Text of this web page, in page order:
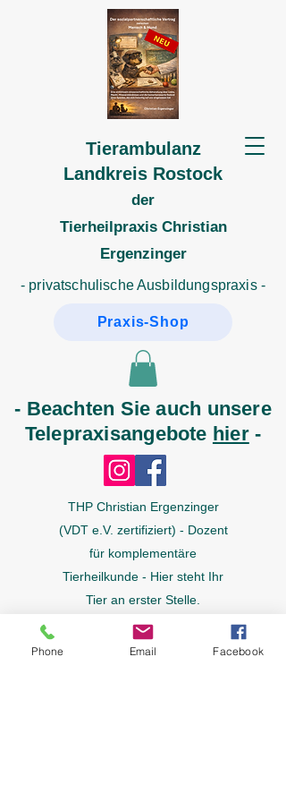
Tierambulanz
Landkreis Rostock
der
Tierheilpraxis Christian
Ergenzinger
THP Christian Ergenzinger
(VDT e.V. zertifiziert) - Dozent
für komplementäre
Tierheilkunde - Hier steht Ihr
Tier an erster Stelle.
- privatschulische Ausbildungspraxis -
- Beachten Sie auch unsere
Telepraxisangebote hier-
Praxis-Shop
Phone Email Facebook